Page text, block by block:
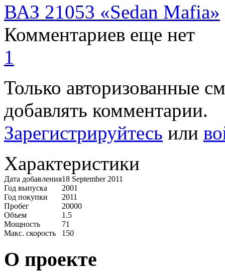
ВАЗ 21053 «Sedan Mafia»
Комментариев еще нет
1
Только авторизованные
добавлять комментарии.
Зарегистрируйтесь или
Характеристики
Дата добавления18 September 2011
Год выпуска
2001
Год покупки
2011
Пробег
20000
Объем
1.5
Мощность
71
Макс. скорость
150
О проекте